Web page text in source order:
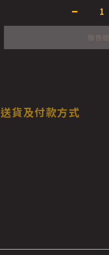
送貨及付款方式